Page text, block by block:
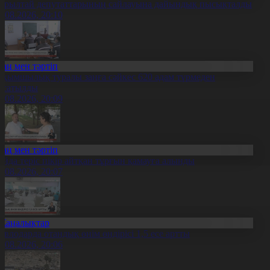
депутаттарының сайлауына дайындық пысықталды
20:10
мен тәртіп
туралы заңға сәйкес 620 адам түрмеден
20:09
мен тәртіп
теріс пікір айтқан тұрғын қамауға алынды
20:07
отандық өнім өндірісі 1,5 есе артты
20:06